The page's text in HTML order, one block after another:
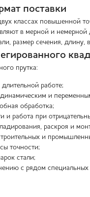
поставки
классах
в мерной и немерной
размер сечения,
прутка:
работе;
и
обработка;
и работа при
раскроя и
и
точности;
стали;
с рядом специальных